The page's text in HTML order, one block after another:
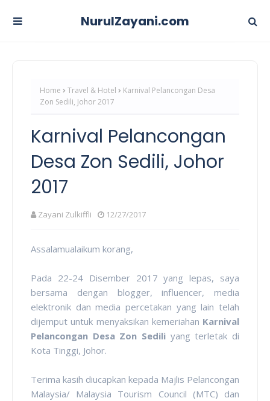
NurulZayani.com
Home Travel & Hotel
Karnival Pelancongan Desa
Zon Sedili, Johor 2017
Karnival Pelancongan
Desa Zon Sedili, Johor
2017
Zayani Zulkiffli 12/27/2017
Assalamualaikum korang,
Pada 22-24 Disember 2017 yang lepas, saya
bersama dengan blogger, influencer, media
elektronik dan media percetakan yang lain telah
dijemput untuk menyaksikan kemeriahan Karnival
Pelancongan Desa Zon Sedili yang terletak di
Kota Tinggi, Johor.
Terima kasih diucapkan kepada Majlis Pelancongan
Malaysia/ Malaysia Tourism Council (MTC) dan